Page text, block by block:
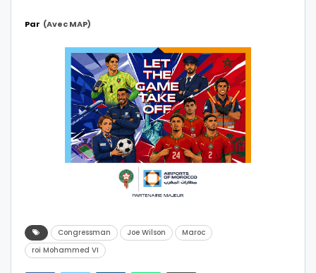
Par (avec MAP)
Congressman Joe Wilson
Maroc
roi Mohammed VI